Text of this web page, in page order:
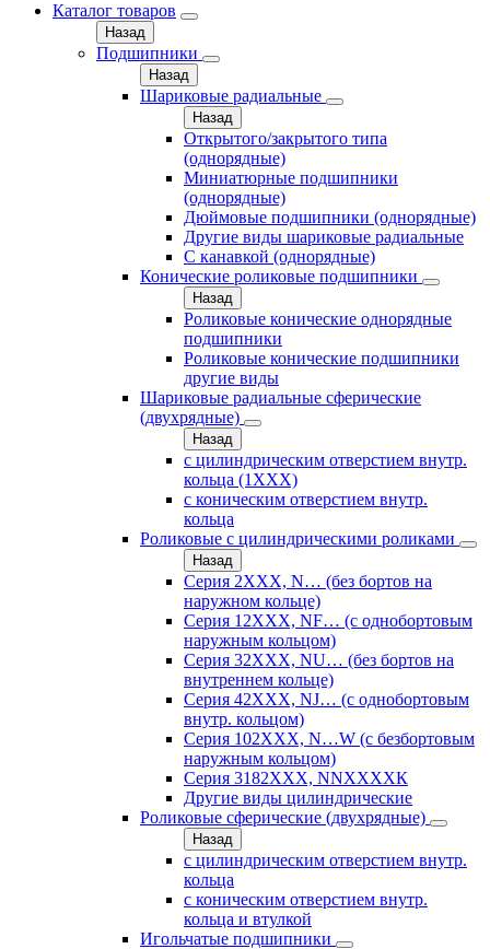
Каталог товаров
Назад
Подшипники
Назад
Шариковые радиальные
Назад
Открытого/закрытого типа
(однорядные)
Миниатюрные подшипники
(однорядные)
Дюймовые подшипники (однорядные)
Другие виды шариковые радиальные
С канавкой (однорядные)
Конические роликовые подшипники
Назад
Роликовые конические однорядные
подшипники
Роликовые конические подшипники
другие виды
Шариковые радиальные сферические
(двухрядные)
Назад
с цилиндрическим отверстием внутр.
кольца (1ХХХ)
с коническим отверстием внутр.
кольца
Роликовые с цилиндрическими роликами
Назад
Серия 2ХХХ, N… (без бортов на
наружном кольце)
Серия 12ХХХ, NF… (с однобортовым
наружным кольцом)
Серия 32ХХХ, NU… (без бортов на
внутреннем кольце)
Серия 42ХХХ, NJ… (с однобортовым
внутр. кольцом)
Серия 102ХХХ, N…W (с безбортовым
наружным кольцом)
Серия 3182ХХХ, NNХХХХК
Другие виды цилиндрические
Роликовые сферические (двухрядные)
Назад
с цилиндрическим отверстием внутр.
кольца
с коническим отверстием внутр.
кольца и втулкой
Игольчатые подшипники